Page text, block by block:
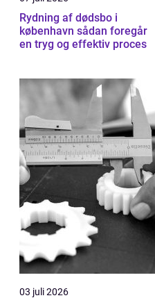
Rydning af dødsbo i
københavn sådan foregår
en tryg og effektiv proces
03 juli 2026